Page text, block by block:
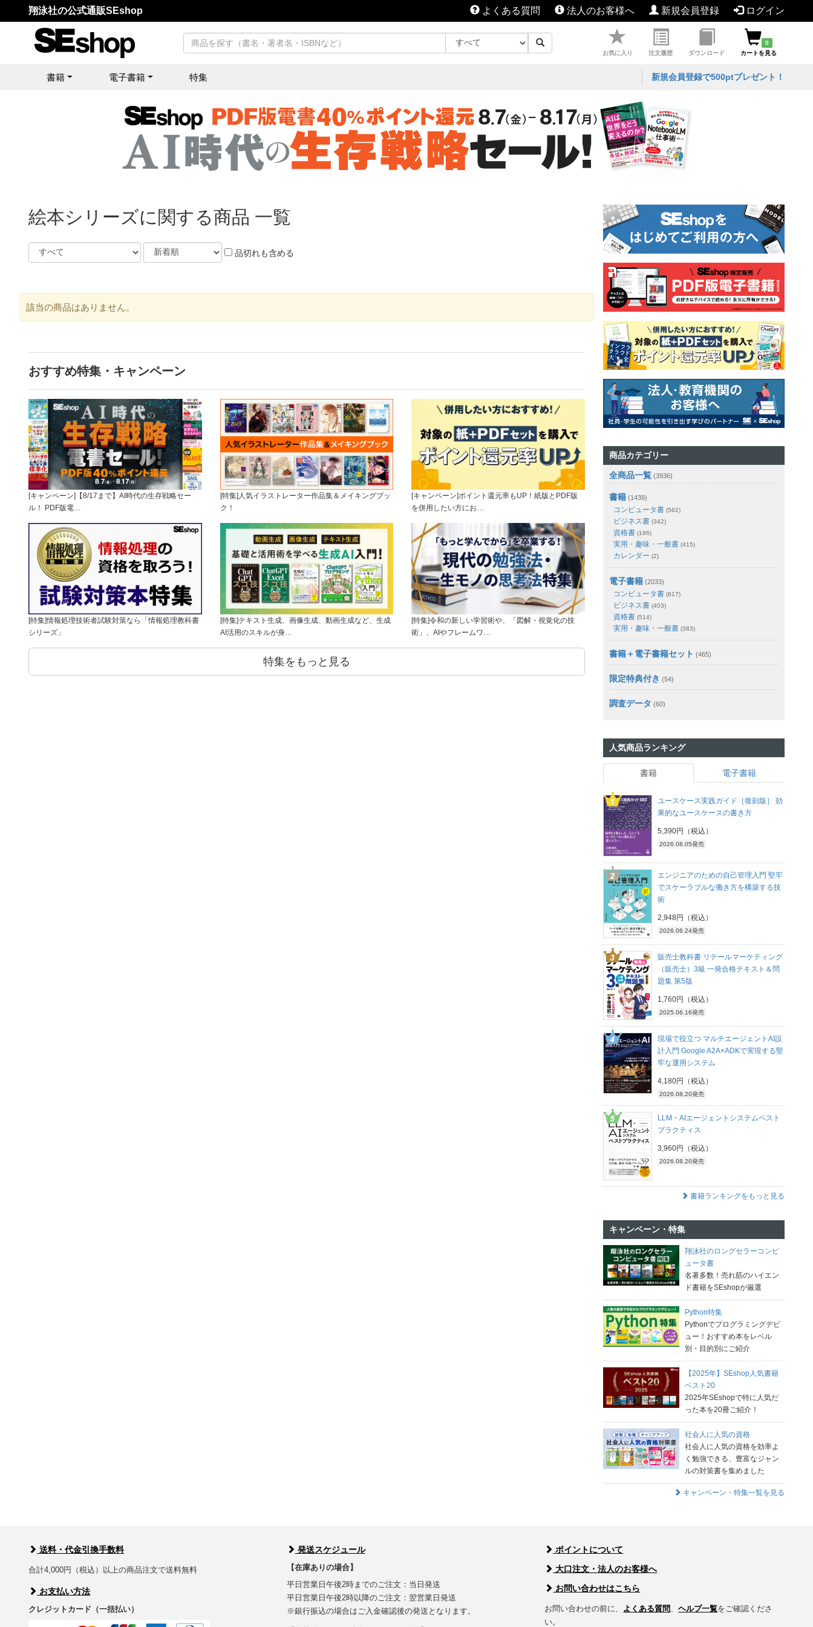
翔泳社の公式通販SEshop よくある質問 法人のお客様へ 新規会員登録 ログイン
お気に入り 注文履歴 ダウンロード
0
カートを見る
書籍 電子書籍 特集 新規会員登録で500ptプレゼント！
絵本シリーズに関する商品 一覧
品切れも含める
該当の商品はありません。
おすすめ特集・キャンペーン
[キャンペーン]【8/17まで】AI時代の生存戦略セー
ル！ PDF版電…
[特集]人気イラストレーター作品集＆メイキングブッ
ク！
[キャンペーン]ポイント還元率もUP！紙版とPDF版
を併用したい方にお…
[特集]情報処理技術者試験対策なら「情報処理教科書
シリーズ」
[特集]テキスト生成、画像生成、動画生成など、生成
AI活用のスキルが身…
[特集]令和の新しい学習術や、「図解・視覚化の技
術」、AIやフレームワ…
特集をもっと見る
商品カテゴリー
全商品一覧 (3936)
書籍 (1439)
コンピュータ書 (562)
ビジネス書 (342)
資格書 (186)
実用・趣味・一般書 (415)
カレンダー (2)
電子書籍 (2033)
コンピュータ書 (817)
ビジネス書 (403)
資格書 (514)
実用・趣味・一般書 (383)
書籍＋電子書籍セット (465)
限定特典付き (54)
調査データ (60)
人気商品ランキング
書籍 電子書籍
ユースケース実践ガイド［復刻版］ 効
果的なユースケースの書き方
5,390円（税込）
2026.08.05発売
エンジニアのための自己管理入門 堅牢
でスケーラブルな働き方を構築する技
術
2,948円（税込）
2026.06.24発売
販売士教科書 リテールマーケティング
（販売士）3級 一発合格テキスト＆問
題集 第5版
1,760円（税込）
2025.06.16発売
現場で役立つ マルチエージェントAI設
計入門 Google A2A×ADKで実現する堅
牢な運用システム
4,180円（税込）
2026.08.20発売
LLM・AIエージェントシステムベスト
プラクティス
3,960円（税込）
2026.08.20発売
書籍ランキングをもっと見る
キャンペーン・特集
翔泳社のロングセラーコンピ
ュータ書
名著多数！売れ筋のハイエン
ド書籍をSEshopが厳選
Python特集
Pythonでプログラミングデビ
ュー！おすすめ本をレベル
別・目的別にご紹介
【2025年】SEshop人気書籍
ベスト20
2025年SEshopで特に人気だ
った本を20冊ご紹介！
社会人に人気の資格
社会人に人気の資格を効率よ
く勉強できる、豊富なジャン
ルの対策書を集めました
キャンペーン・特集一覧を見る
送料・代金引換手数料
合計4,000円（税込）以上の商品注文で送料無料
お支払い方法
クレジットカード（一括払い）
発送スケジュール
【在庫ありの場合】
平日営業日午後2時までのご注文：当日発送
平日営業日午後2時以降のご注文：翌営業日発送
※銀行振込の場合はご入金確認後の発送となります。
ポイントについて
大口注文・法人のお客様へ
お問い合わせはこちら
お問い合わせの前に、 よくある質問、ヘルプ一覧をご確認くださ
い。